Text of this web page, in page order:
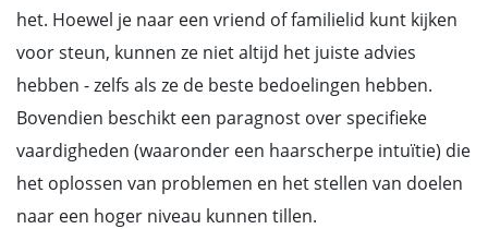
het. Hoewel je naar een vriend of familielid kunt kijken
voor steun, kunnen ze niet altijd het juiste advies
hebben - zelfs als ze de beste bedoelingen hebben.
Bovendien beschikt een paragnost over specifieke
vaardigheden (waaronder een haarscherpe intuïtie) die
het oplossen van problemen en het stellen van doelen
naar een hoger niveau kunnen tillen.